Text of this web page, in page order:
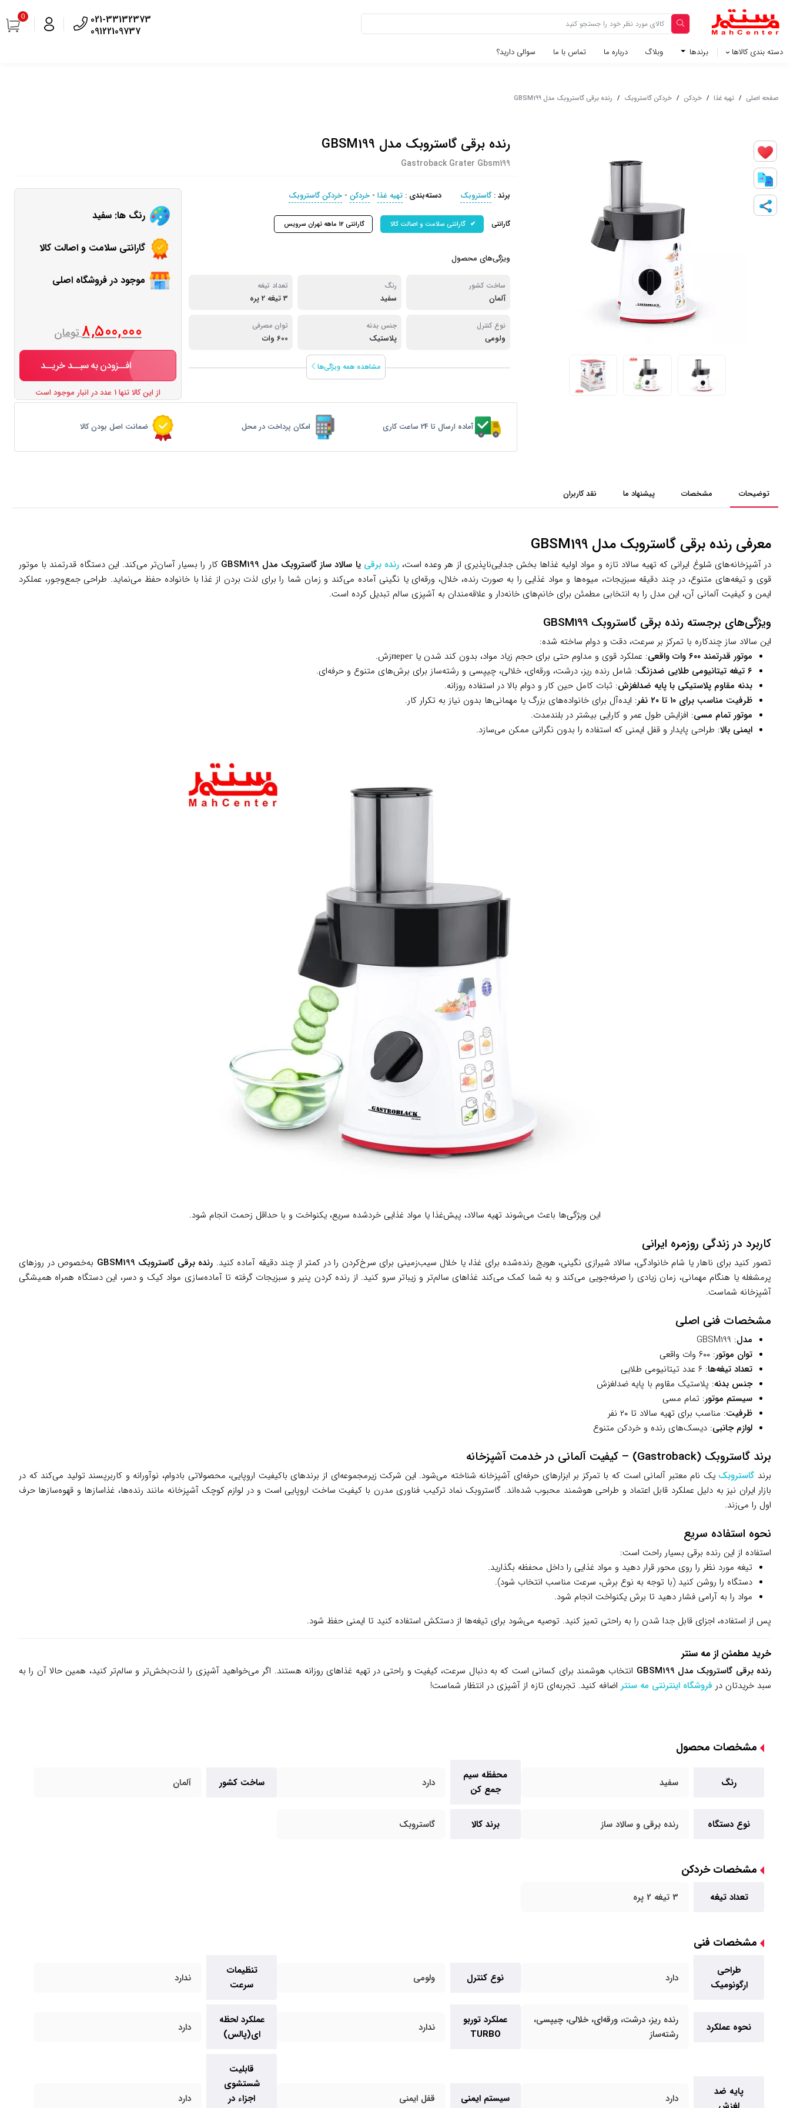
021-33132373
09122109737
0
دسته بندی کالاها برندها وبلاگ‌ درباره ما تماس با ما سوالی دارید؟
صفحه اصلی / تهیه غذا / خردکن / خردکن گاستروبک / رنده برقی گاستروبک مدل GBSM199
رنده برقی گاستروبک مدل GBSM199
Gastroback Grater Gbsm199
برند:گاستروبک دسته‌بندی : تهیه غذا - خردکن - خردکن گاستروبک
گارانتی گارانتی سلامت و اصالت کالا گارانتی 12 ماهه تهران سرویس
ویژگی‌های محصول
ساخت کشور
آلمان
رنگ
سفید
تعداد تیغه
3 تیغه 2 پره
نوع کنترل
ولومی
جنس بدنه
پلاستیک
توان مصرفی
600 وات
مشاهده همه ویژگی‌ها
رنگ ها: سفید
گارانتی سلامت و اصالت کالا
موجود در فروشگاه اصلی
8,500,000تومان
افــزودن به سبــد خریــد
از این کالا تنها 1 عدد در انبار موجود است
آماده ارسال تا 24 ساعت کاری امکان پرداخت در محل ضمانت اصل بودن کالا
توضیحات مشخصات پیشنهاد ما نقد کاربران
معرفی رنده برقی گاستروبک مدل GBSM199
در آشپزخانه‌های شلوغ ایرانی که تهیه سالاد تازه و مواد اولیه غذاها بخش جدایی‌ناپذیری از هر وعده است،رنده برقی یا سالاد ساز گاستروبک مدل GBSM199
کار را بسیار آسان‌تر می‌کند. این دستگاه قدرتمند با موتور
قوی و تیغه‌های متنوع، در چند دقیقه سبزیجات، میوه‌ها و مواد غذایی را به صورت رنده، خلال، ورقه‌ای یا نگینی آماده می‌کند و زمان شما را برای لذت بردن از غذا با خانواده حفظ می‌نماید. طراحی جمع‌وجور، عملکرد
ایمن و کیفیت آلمانی آن، این مدل را به انتخابی مطمئن برای خانم‌های خانه‌دار و علاقه‌مندان به آشپزی سالم تبدیل کرده است.
ویژگی‌های برجسته رنده برقی گاستروبک GBSM199
این سالاد ساز چندکاره با تمرکز بر سرعت، دقت و دوام ساخته شده:
موتور قدرتمند ۶۰۰ وات واقعی
: عملکرد قوی و مداوم حتی برای حجم زیاد مواد، بدون کند شدن یا перегزش.
۶ تیغه تیتانیومی طلایی ضدزنگ
: شامل رنده ریز، درشت، ورقه‌ای، خلالی، چیپسی و رشته‌ساز برای برش‌های متنوع و حرفه‌ای.
بدنه مقاوم پلاستیکی با پایه ضدلغزش: ثبات کامل حین کار و دوام بالا در استفاده روزانه.
ظرفیت مناسب برای ۱۰ تا ۲۰ نفر
: ایده‌آل برای خانواده‌های بزرگ یا مهمانی‌ها بدون نیاز به تکرار کار.
موتور تمام مسی: افزایش طول عمر و کارایی بیشتر در بلندمدت.
ایمنی بالا: طراحی پایدار و قفل ایمنی که استفاده را بدون نگرانی ممکن می‌سازد.
این ویژگی‌ها باعث می‌شوند تهیه سالاد، پیش‌غذا یا مواد غذایی خردشده سریع، یکنواخت و با حداقل زحمت انجام شود.
کاربرد در زندگی روزمره ایرانی
تصور کنید برای ناهار یا شام خانوادگی، سالاد شیرازی نگینی، هویج رنده‌شده برای غذا، یا خلال سیب‌زمینی برای سرخ‌کردن را در کمتر از چند دقیقه آماده کنید. رنده برقی گاستروبک GBSM199
به‌خصوص در روزهای
پرمشغله یا هنگام مهمانی، زمان زیادی را صرفه‌جویی می‌کند و به شما کمک می‌کند غذاهای سالم‌تر و زیباتر سرو کنید. از رنده کردن پنیر و سبزیجات گرفته تا آماده‌سازی مواد کیک و دسر، این دستگاه همراه همیشگی
آشپزخانه شماست.
مشخصات فنی اصلی
مدل: GBSM199
توان موتور: ۶۰۰ وات واقعی
تعداد تیغه‌ها: ۶ عدد تیتانیومی طلایی
جنس بدنه: پلاستیک مقاوم با پایه ضدلغزش
سیستم موتور: تمام مسی
ظرفیت: مناسب برای تهیه سالاد تا ۲۰ نفر
لوازم جانبی: دیسک‌های رنده و خردکن متنوع
برند گاستروبک (Gastroback) – کیفیت آلمانی در خدمت آشپزخانه
برند گاستروبک یک نام معتبر آلمانی است که با تمرکز بر ابزارهای حرفه‌ای آشپزخانه شناخته می‌شود. این شرکت زیرمجموعه‌ای از برندهای باکیفیت اروپایی، محصولاتی بادوام، نوآورانه و کاربرپسند تولید می‌کند که در
بازار ایران نیز به دلیل عملکرد قابل اعتماد و طراحی هوشمند محبوب شده‌اند. گاستروبک نماد ترکیب فناوری مدرن با کیفیت ساخت اروپایی است و در لوازم کوچک آشپزخانه مانند رنده‌ها، غذاسازها و قهوه‌سازها حرف
اول را می‌زند.
نحوه استفاده سریع
استفاده از این رنده برقی بسیار راحت است:
تیغه مورد نظر را روی محور قرار دهید و مواد غذایی را داخل محفظه بگذارید.
دستگاه را روشن کنید (با توجه به نوع برش، سرعت مناسب انتخاب شود).
مواد را به آرامی فشار دهید تا برش یکنواخت انجام شود.
پس از استفاده، اجزای قابل جدا شدن را به راحتی تمیز کنید. توصیه می‌شود برای تیغه‌ها از دستکش استفاده کنید تا ایمنی حفظ شود.
خرید مطمئن از مه سنتر
رنده برقی گاستروبک مدل GBSM199
انتخاب هوشمند برای کسانی است که به دنبال سرعت، کیفیت و راحتی در تهیه غذاهای روزانه هستند. اگر می‌خواهید آشپزی را لذت‌بخش‌تر و سالم‌تر کنید، همین حالا آن را به
سبد خریدتان در فروشگاه اینترنتی مه سنتر اضافه کنید. تجربه‌ای تازه از آشپزی در انتظار شماست!
مشخصات محصول
رنگ سفید
محفظه سیم
جمع کن
دارد ساخت کشور آلمان
نوع دستگاه رنده برقی و سالاد ساز برند کالا گاستروبک
مشخصات خردکن
تعداد تیغه 3 تیغه 2 پره
مشخصات فنی
طراحی
ارگونومیک
دارد نوع کنترل ولومی
تنظیمات
سرعت
ندارد
نحوه عملکرد
رنده ریز، درشت، ورقه‌ای، خلالی، چیپسی،
رشته‌ساز
عملکرد توربو
TURBO
ندارد
عملکرد لحظه
ای(پالس)
دارد
پایه ضد
دارد سیستم ایمنی قفل ایمنی
قابلیت
شستشوی
اجزاء در
دارد